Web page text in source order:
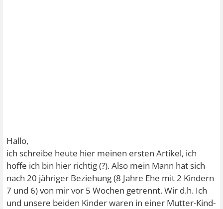
Hallo,
ich schreibe heute hier meinen ersten Artikel, ich
hoffe ich bin hier richtig (?). Also mein Mann hat sich
nach 20 jähriger Beziehung (8 Jahre Ehe mit 2 Kindern
7 und 6) von mir vor 5 Wochen getrennt. Wir d.h. Ich
und unsere beiden Kinder waren in einer Mutter-Kind-